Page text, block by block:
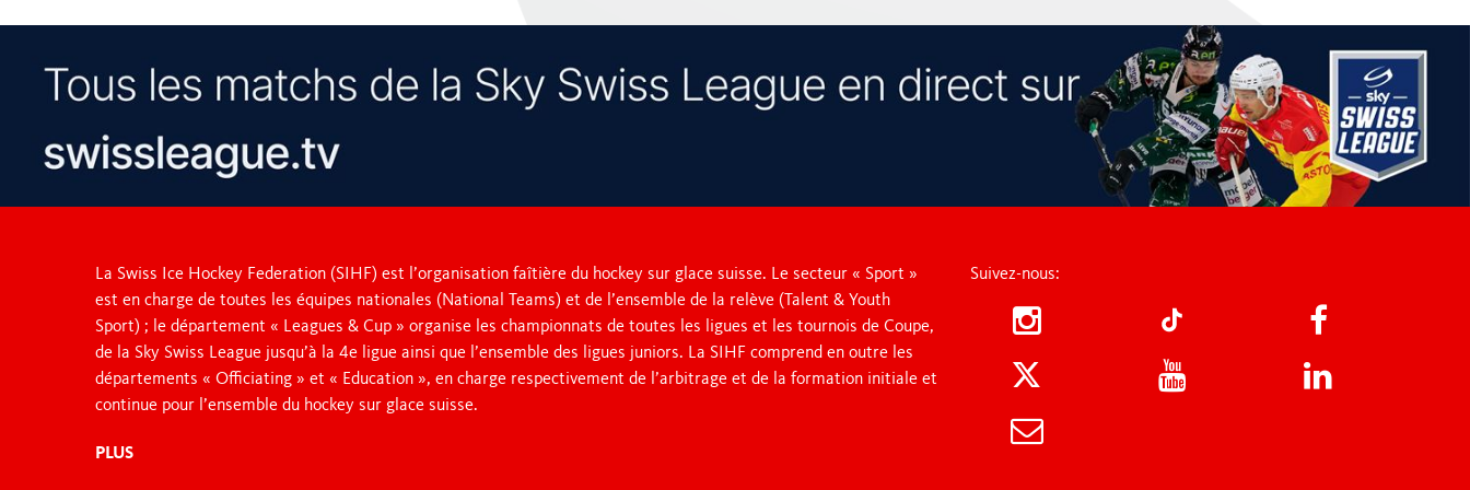
La Swiss Ice Hockey Federation (SIHF) est l’organisation faîtière du hockey sur glace suisse. Le secteur « Sport »
est en charge de toutes les équipes nationales (National Teams) et de l’ensemble de la relève (Talent & Youth
Sport) ; le département « Leagues & Cup » organise les championnats de toutes les ligues et les tournois de Coupe,
de la Sky Swiss League jusqu’à la 4e ligue ainsi que l’ensemble des ligues juniors. La SIHF comprend en outre les
départements « Officiating » et « Education », en charge respectivement de l’arbitrage et de la formation initiale et
continue pour l’ensemble du hockey sur glace suisse.
PLUS
Suivez-nous: